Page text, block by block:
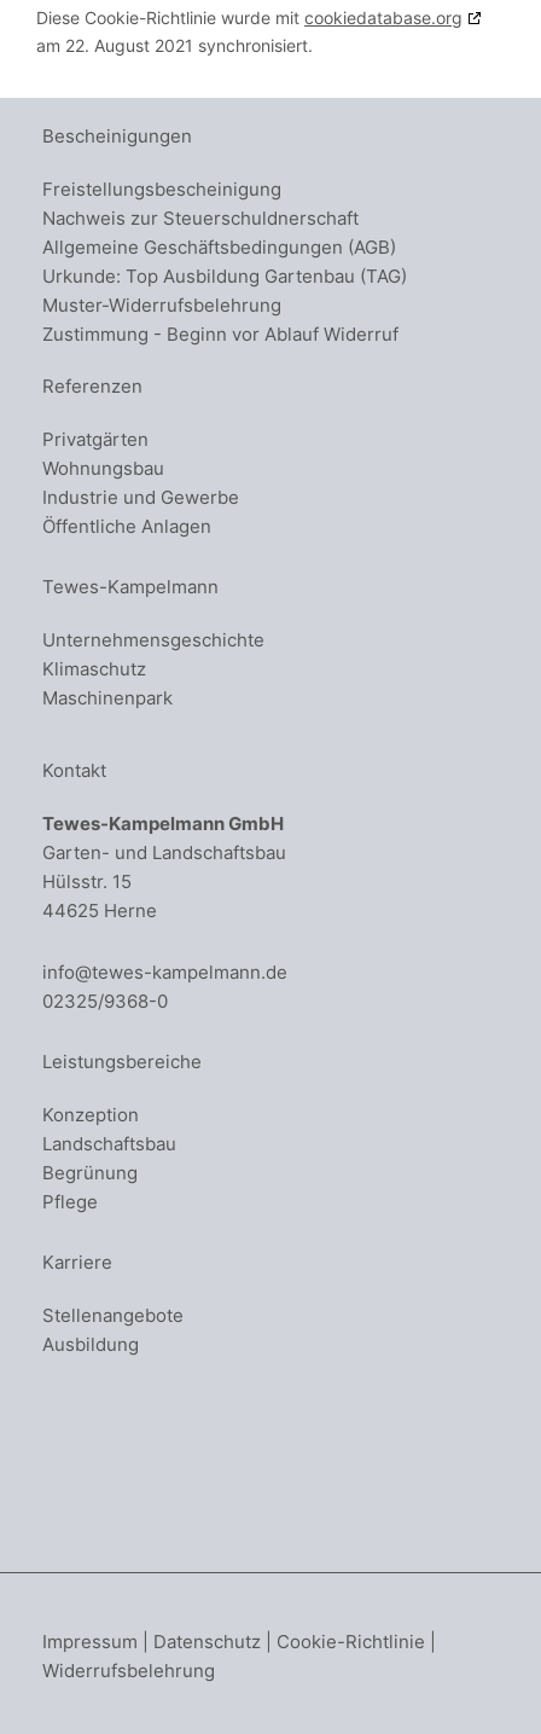
Diese Cookie-Richtlinie wurde mit cookiedatabase.org
am 22. August 2021 synchronisiert.
Bescheinigungen
Freistellungsbescheinigung
Nachweis zur Steuerschuldnerschaft
Allgemeine Geschäftsbedingungen (AGB)
Urkunde: Top Ausbildung Gartenbau (TAG)
Muster-Widerrufsbelehrung
Zustimmung - Beginn vor Ablauf Widerruf
Referenzen
Privatgärten
Wohnungsbau
Industrie und Gewerbe
Öffentliche Anlagen
Tewes-Kampelmann
Unternehmensgeschichte
Klimaschutz
Maschinenpark
Kontakt
Tewes-Kampelmann GmbH
Garten- und Landschaftsbau
Hülsstr. 15
44625 Herne
info@tewes-kampelmann.de
02325/9368-0
Leistungsbereiche
Konzeption
Landschaftsbau
Begrünung
Pflege
Karriere
Stellenangebote
Ausbildung
Impressum Datenschutz Cookie-Richtlinie
Widerrufsbelehrung